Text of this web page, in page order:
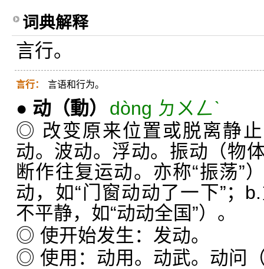
词典解释
言行。
言行： 言语和行为。
● 动 （動）
dòng ㄉㄨㄥˋ
◎ 改变原来位置或脱离静止
动。波动。浮动。振动（物
断作往复运动。亦称“振荡”
动，如“门窗动动了一下”；
不平静，如“动动全国”）。
◎ 使开始发生：发动。
◎ 使用：动用。动武。动问